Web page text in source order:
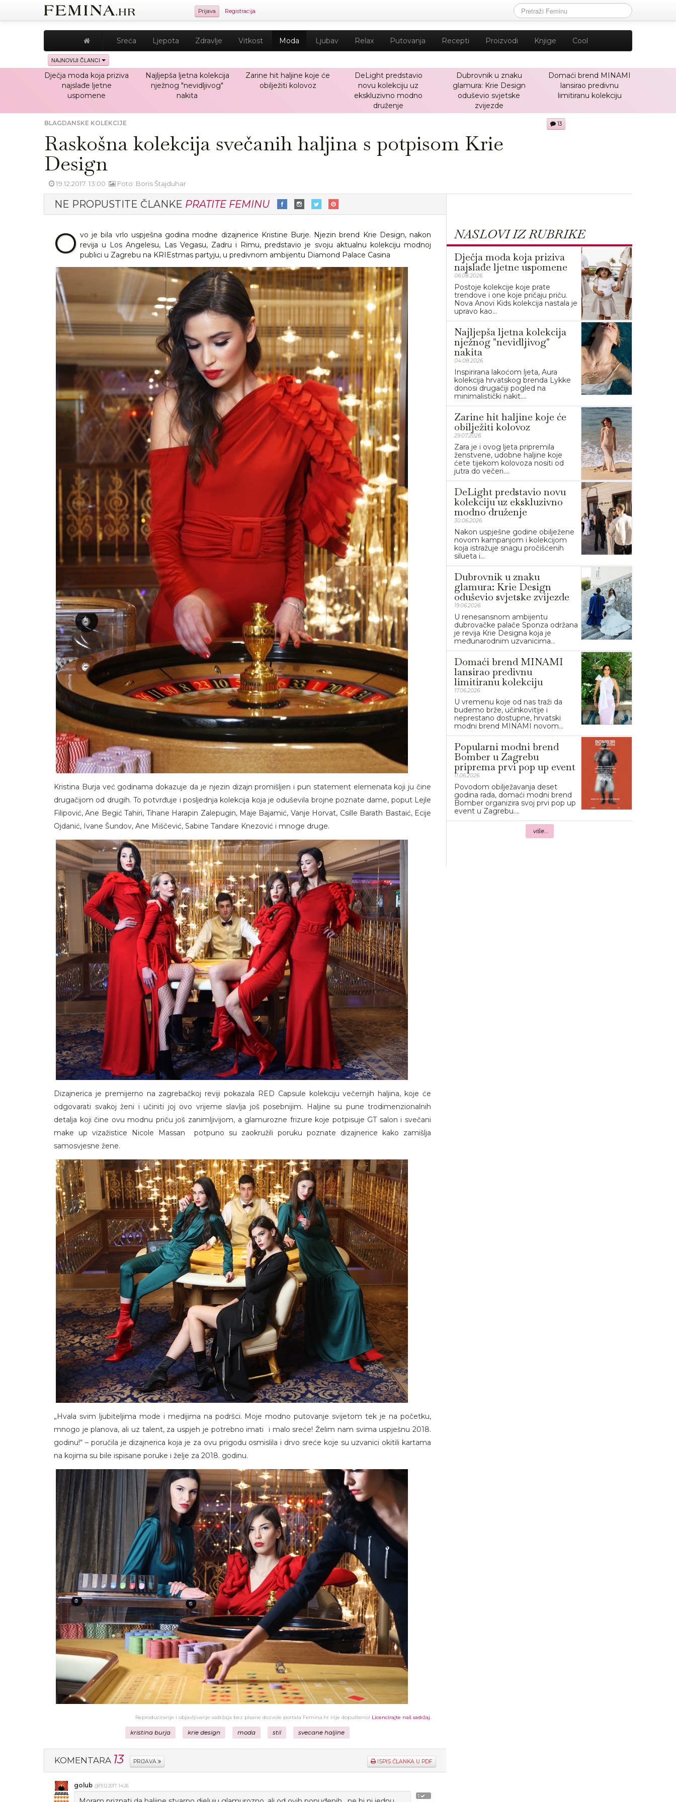
Prijava Registracija
Sreća Ljepota Zdravlje Vitkost Moda Ljubav Relax Putovanja Recepti Proizvodi Knjige Cool
NAJNOVIJI ČLANCI
Dječja moda koja priziva
najslađe ljetne
uspomene
Najljepša ljetna kolekcija
nježnog "nevidljivog"
nakita
Zarine hit haljine koje će
obilježiti kolovoz
DeLight predstavio
novu kolekciju uz
ekskluzivno modno
druženje
Dubrovnik u znaku
glamura: Krie Design
oduševio svjetske
zvijezde
Domaći brend MINAMI
lansirao predivnu
limitiranu kolekciju
BLAGDANSKE KOLEKCIJE
Raskošna kolekcija svečanih haljina s potpisom Krie
Design
13
19.12.2017. 13:00 Foto: Boris Štajduhar
NE PROPUSTITE ČLANKE PRATITE FEMINU
O vo je bila vrlo uspješna godina modne dizajnerice Kristine Burje. Njezin brend Krie Design, nakon
revija u Los Angelesu, Las Vegasu, Zadru i Rimu, predstavio je svoju aktualnu kolekciju modnoj
publici u Zagrebu na KRIEstmas partyju, u predivnom ambijentu Diamond Palace Casina
Kristina Burja već godinama dokazuje da je njezin dizajn promišljen i pun statement elemenata koji ju čine
drugačijom od drugih. To potvrđuje i posljednja kolekcija koja je oduševila brojne poznate dame, poput Lejle
Filipović, Ane Begić Tahiri, Tihane Harapin Zalepugin, Maje Bajamić, Vanje Horvat, Csille Barath Bastaić, Ecije
Ojdanić, Ivane Šundov, Ane Miščević, Sabine Tandare Knezović i mnoge druge.
Dizajnerica je premijerno na zagrebačkoj reviji pokazala RED Capsule kolekciju večernjih haljina, koje će
odgovarati svakoj ženi i učiniti joj ovo vrijeme slavlja još posebnijim. Haljine su pune trodimenzionalnih
detalja koji čine ovu modnu priču još zanimljivijom, a glamurozne frizure koje potpisuje GT salon i svečani
make up vizažistice Nicole Massan potpuno su zaokružili poruku poznate dizajnerice kako zamišlja
samosvjesne žene.
„Hvala svim ljubiteljima mode i medijima na podršci. Moje modno putovanje svijetom tek je na početku,
mnogo je planova, ali uz talent, za uspjeh je potrebno imati i malo sreće! Želim nam svima uspješnu 2018.
godinu!“ – poručila je dizajnerica koja je za ovu prigodu osmislila i drvo sreće koje su uzvanici okitili kartama
na kojima su bile ispisane poruke i želje za 2018. godinu.
Reproduciranje i objavljivanje sadržaja bez pisane dozvole portala Femina.hr nije dopušteno! Licencirajte naš sadržaj.
kristina burja krie design moda stil svecane haljine
KOMENTARA 13 PRIJAVA ISPIS ČLANKA U PDF
1
golub @19.12.2017. 14:26
NASLOVI IZ RUBRIKE
Dječja moda koja priziva
najslađe ljetne uspomene
06.08.2026.
Postoje kolekcije koje prate
trendove i one koje pričaju priču.
Nova Anovi Kids kolekcija nastala je
upravo kao...
Najljepša ljetna kolekcija
nježnog "nevidljivog"
nakita
04.08.2026.
Inspirirana lakoćom ljeta, Aura
kolekcija hrvatskog brenda Lykke
donosi drugačiji pogled na
minimalistički nakit....
Zarine hit haljine koje će
obilježiti kolovoz
29.07.2026.
Zara je i ovog ljeta pripremila
ženstvene, udobne haljine koje
ćete tijekom kolovoza nositi od
jutra do večeri....
DeLight predstavio novu
kolekciju uz ekskluzivno
modno druženje
30.06.2026.
Nakon uspješne godine obilježene
novom kampanjom i kolekcijom
koja istražuje snagu pročišćenih
silueta i...
Dubrovnik u znaku
glamura: Krie Design
oduševio svjetske zvijezde
19.06.2026.
U renesansnom ambijentu
dubrovačke palače Sponza održana
je revija Krie Designa koja je
međunarodnim uzvanicima...
Domaći brend MINAMI
lansirao predivnu
limitiranu kolekciju
17.06.2026.
U vremenu koje od nas traži da
budemo brže, učinkovitije i
neprestano dostupne, hrvatski
modni brend MINAMI novom...
Popularni modni brend
Bomber u Zagrebu
priprema prvi pop up event
11.06.2026.
Povodom obilježavanja deset
godina rada, domaći modni brend
Bomber organizira svoj prvi pop up
event u Zagrebu....
više...